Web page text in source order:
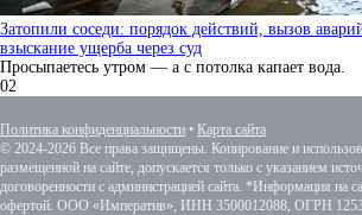
Затопили соседи: порядок действий, вызов
взыскание ущерба через суд
Просыпаетесь утром — а с потолка капает вода.
02
Политика конфиденциальности • Карта сайта
© 2024-2026 Все права защищены. Копирование и
размещенной на сайте, допускается только с указанием
договоренности с администрацией сайта. *Информация на
офертой. ООО «Императив», ИНН 3500012088, ОГРН